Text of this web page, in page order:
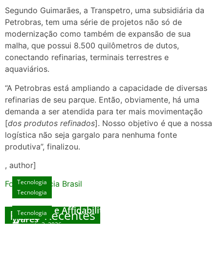
Segundo Guimarães, a Transpetro, uma subsidiária da
Petrobras, tem uma série de projetos não só de
modernização como também de expansão de sua
malha, que possui 8.500 quilômetros de dutos,
conectando refinarias, terminais terrestres e
aquaviários.
“A Petrobras está ampliando a capacidade de diversas
refinarias de seu parque. Então, obviamente, há uma
demanda a ser atendida para ter mais movimentação
[dos produtos refinados]. Nosso objetivo é que a nossa
logística não seja gargalo para nenhuma fonte
produtiva”, finalizou.
, author]
Fonte: Agencia Brasil
Posts Recentes
Tecnologia
Unlock Exclusive Rewards at The Big Dog
House
agosto 3, 2026
Tecnologia
Sicurezza e Affidabilità di Mr Nulls Wicked
Wares
Tecnologia
Tecnologia